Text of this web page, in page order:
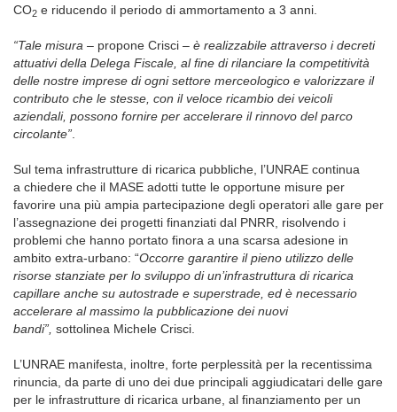
CO2 e riducendo il periodo di ammortamento a 3 anni.
“Tale misura – propone Crisci – è realizzabile attraverso i decreti
attuativi della Delega Fiscale, al fine di rilanciare la competitività
delle nostre imprese di ogni settore merceologico e valorizzare il
contributo che le stesse, con il veloce ricambio dei veicoli
aziendali, possono fornire per accelerare il rinnovo del parco
circolante”
Sul tema infrastrutture di ricarica pubbliche, l’UNRAE continua
a chiedere che il MASE adotti tutte le opportune misure per
favorire una più ampia partecipazione degli operatori alle gare per
l’assegnazione dei progetti finanziati dal PNRR, risolvendo i
problemi che hanno portato finora a una scarsa adesione in
ambito extra-urbano: “Occorre garantire il pieno utilizzo delle
risorse stanziate per lo sviluppo di un’infrastruttura di ricarica
capillare anche su autostrade e superstrade, ed è necessario
accelerare al massimo la pubblicazione dei nuovi
bandi”, sottolinea Michele Crisci.
L’UNRAE manifesta, inoltre, forte perplessità per la recentissima
rinuncia, da parte di uno dei due principali aggiudicatari delle gare
per le infrastrutture di ricarica urbane, al finanziamento per un